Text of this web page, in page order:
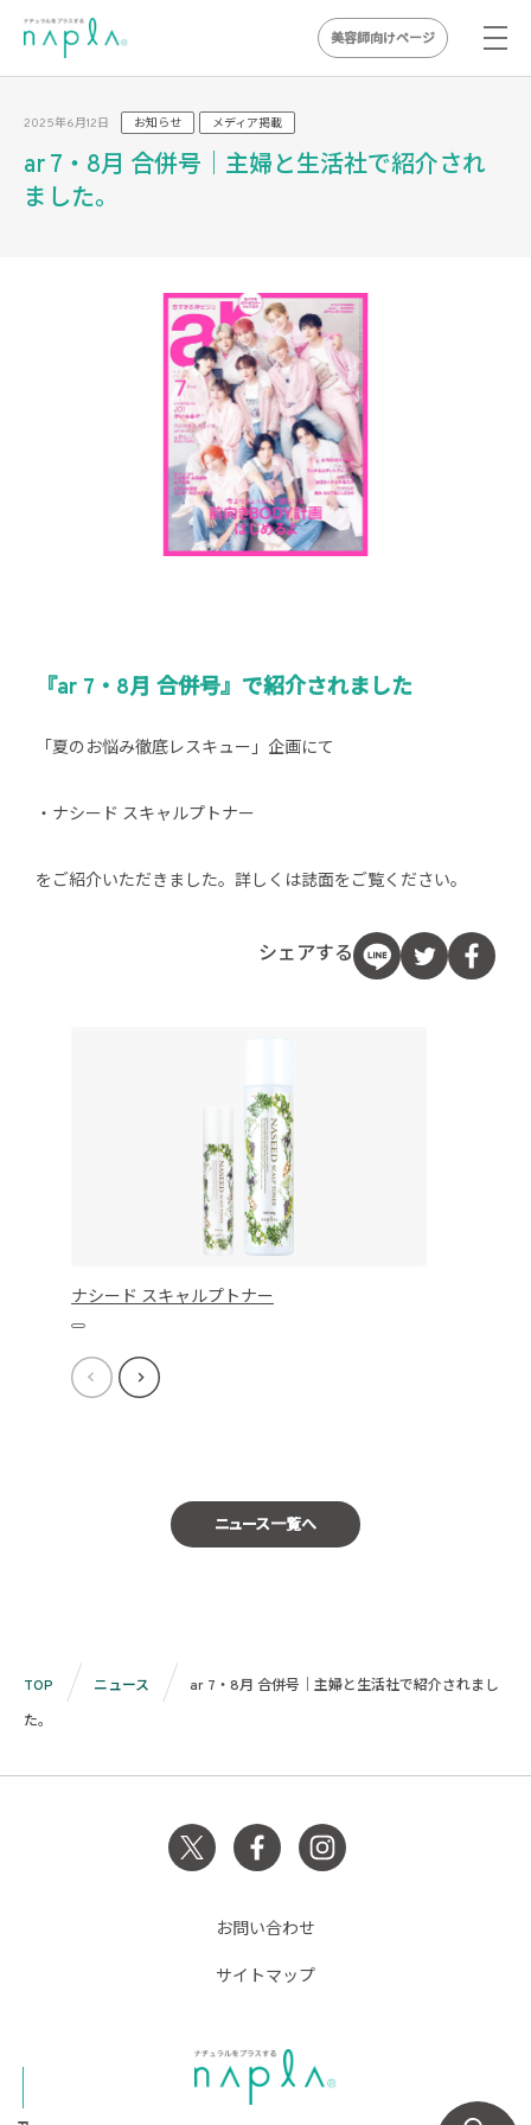
content
美容師向けページ
2025年6月12日 お知らせ メディア掲載
ar 7・8月 合併号｜主婦と生活社で紹介され
ました。
『ar 7・8月 合併号』で紹介されました
「夏のお悩み徹底レスキュー」企画にて
・ナシード スキャルプトナー
をご紹介いただきました。詳しくは誌面をご覧ください。
シェアする
ナシード スキャルプトナー
ニュース一覧へ
TOP ニュース
ar 7・8月 合併号｜主婦と生活社で紹介されまし
た。
お問い合わせ
サイトマップ